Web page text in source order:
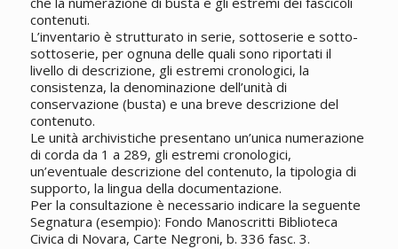
contenuti.
L’inventario è strutturato in serie, sottoserie e sotto-
sottoserie, per ognuna delle quali sono riportati il
livello di descrizione, gli estremi cronologici, la
consistenza, la denominazione dell’unità di
conservazione (busta) e una breve descrizione del
contenuto.
Le unità archivistiche presentano un’unica numerazione
di corda da 1 a 289, gli estremi cronologici,
un’eventuale descrizione del contenuto, la tipologia di
supporto, la lingua della documentazione.
Per la consultazione è necessario indicare la seguente
Segnatura (esempio): Fondo Manoscritti Biblioteca
Civica di Novara, Carte Negroni, b. 336 fasc. 3.